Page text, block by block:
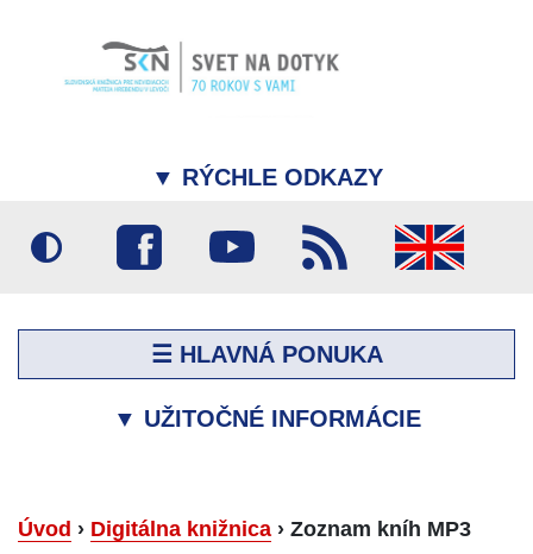
▼ RÝCHLE ODKAZY
☰ HLAVNÁ PONUKA
▼ UŽITOČNÉ INFORMÁCIE
Úvod › Digitálna knižnica › Zoznam kníh MP3